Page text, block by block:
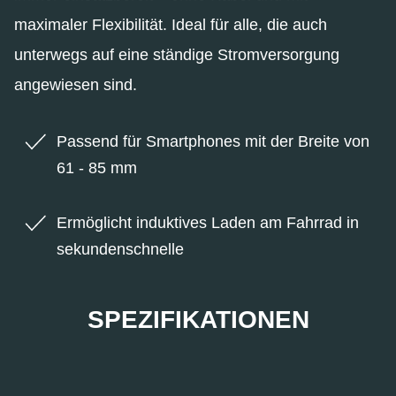
maximaler Flexibilität. Ideal für alle, die auch
unterwegs auf eine ständige Stromversorgung
angewiesen sind.
Passend für Smartphones mit der Breite von
61 - 85 mm
Ermöglicht induktives Laden am Fahrrad in
sekundenschnelle
SPEZIFIKATIONEN